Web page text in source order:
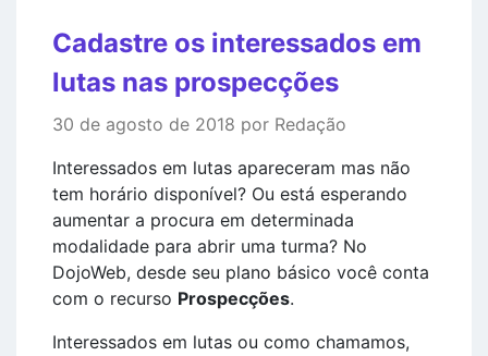
Cadastre os interessados em
lutas nas prospecções
30 de agosto de 2018 por Redação
Interessados em lutas apareceram mas não
tem horário disponível? Ou está esperando
aumentar a procura em determinada
modalidade para abrir uma turma? No
DojoWeb, desde seu plano básico você conta
com o recurso Prospecções.
Interessados em lutas ou como chamamos,